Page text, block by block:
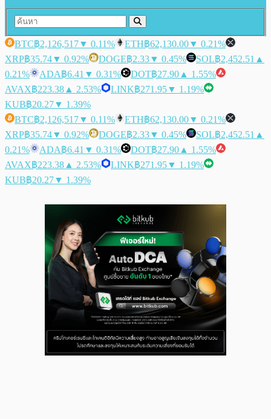
BTC฿2,126,517▼ 0.11% ETH฿62,130.00▼ 0.21%
XRP฿35.74▼ 0.92% DOGE฿2.33▼ 0.45% SOL฿2,452.51 ▲
0.21%
ADA฿6.41 ▼ 0.31% DOT฿27.90 ▲ 1.55%
AVAX฿223.38 ▲ 2.53% LINK฿271.95▼ 1.19%
KUB฿20.27▼ 1.39%
BTC฿2,126,517▼ 0.11% ETH฿62,130.00▼ 0.21%
XRP฿35.74▼ 0.92% DOGE฿2.33▼ 0.45% SOL฿2,452.51 ▲
0.21%
ADA฿6.41 ▼ 0.31% DOT฿27.90 ▲ 1.55%
AVAX฿223.38 ▲ 2.53% LINK฿271.95▼ 1.19%
KUB฿20.27▼ 1.39%